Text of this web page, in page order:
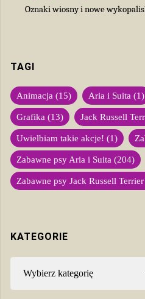
Oznaki wiosny i nowe
TAGI
Animacja (15) Aria i Suita (1)
Grafika (13) Jack Russell
Uwielbiam takie akcje! (1)
Zabawne psy Aria i Suita (204)
Zabawne psy Jack Russell Terrier
KATEGORIE